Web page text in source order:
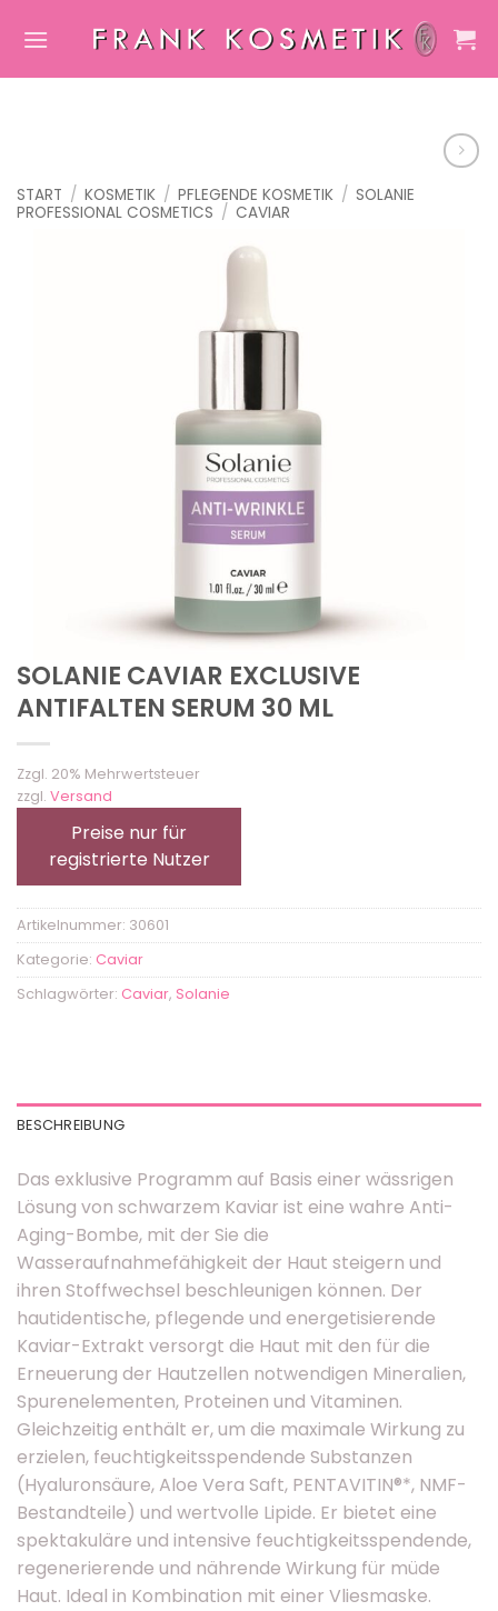
Inhalt
START / KOSMETIK / PFLEGENDE KOSMETIK / SOLANIE
PROFESSIONAL COSMETICS / CAVIAR
SOLANIE CAVIAR EXCLUSIVE
ANTIFALTEN SERUM 30 ML
Zzgl. 20% Mehrwertsteuer
zzgl. Versand
Preise nur für
registrierte Nutzer
Artikelnummer: 30601
Kategorie: Caviar
Schlagwörter: Caviar, Solanie
BESCHREIBUNG
Das exklusive Programm auf Basis einer wässrigen
Lösung von schwarzem Kaviar ist eine wahre Anti-
Aging-Bombe, mit der Sie die
Wasseraufnahmefähigkeit der Haut steigern und
ihren Stoffwechsel beschleunigen können. Der
hautidentische, pflegende und energetisierende
Kaviar-Extrakt versorgt die Haut mit den für die
Erneuerung der Hautzellen notwendigen Mineralien,
Spurenelementen, Proteinen und Vitaminen.
Gleichzeitig enthält er, um die maximale Wirkung zu
erzielen, feuchtigkeitsspendende Substanzen
(Hyaluronsäure, Aloe Vera Saft, PENTAVITIN®*, NMF-
Bestandteile) und wertvolle Lipide. Er bietet eine
spektakuläre und intensive feuchtigkeitsspendende,
regenerierende und nährende Wirkung für müde
Haut. Ideal in Kombination mit einer Vliesmaske.